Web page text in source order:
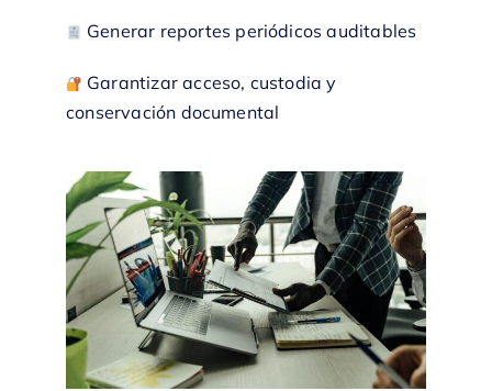
Generar reportes periódicos auditables
Garantizar acceso, custodia y
conservación documental